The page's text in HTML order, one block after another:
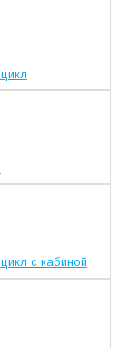
с кабиной